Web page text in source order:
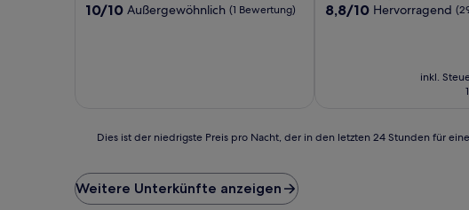
10.0
10/10 Außergewöhnlich (1 Bewertung)
8.8
8,8/10 Hervorragend
inkl.
der
niedrigste
Preis
Dies ist der niedrigste Preis pro Nacht, der in den letzten 24 Stunden für
Weitere Unterkünfte anzeigen